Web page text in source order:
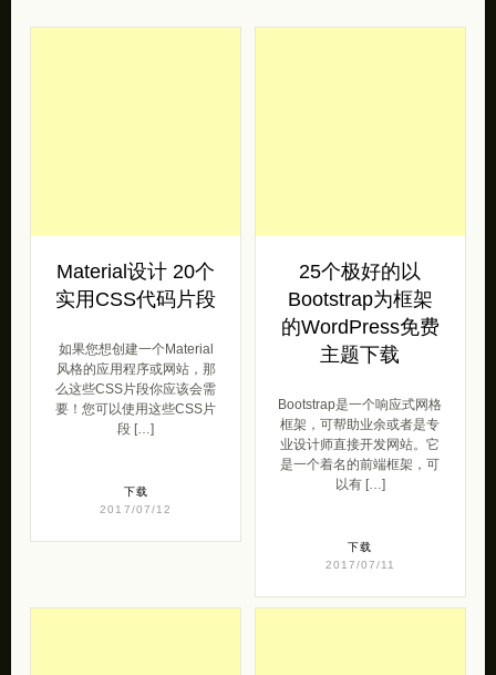
Material设计 20个
实用CSS代码片段
如果您想创建一个Material
风格的应用程序或网站，那
么这些CSS片段你应该会需
要！您可以使用这些CSS片
段 […]
下载
2017/07/12
25个极好的以
Bootstrap为框架
的WordPress免费
主题下载
Bootstrap是一个响应式网格
框架，可帮助业余或者是专
业设计师直接开发网站。它
是一个着名的前端框架，可
以有 […]
下载
2017/07/11